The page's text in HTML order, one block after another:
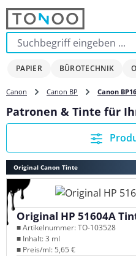
Zum Hauptinhalt springen
PAPIER BÜROTECHNIK
Canon Canon BP Canon
Patronen & Tinte für
Original Canon Tinte
Original HP 51604A
■ Artikelnummer: TO-103528
■ Inhalt: 3 ml
■ Preis/ml: 5,65 €